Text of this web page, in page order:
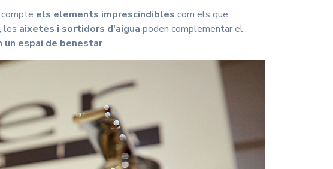
els elements imprescindibles com els que
les aixetes i sortidors d'aigua poden complementar el
un espai de benestar.